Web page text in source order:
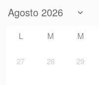
L M M
27 28 29